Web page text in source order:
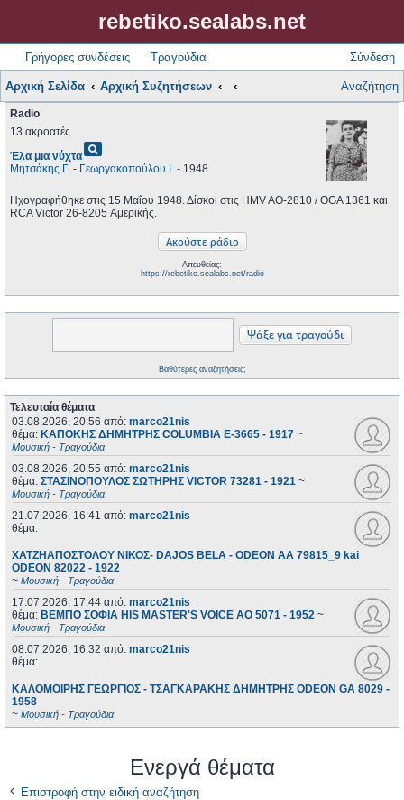
rebetiko.sealabs.net
Γρήγορες συνδέσεις Τραγούδια Σύνδεση
Αρχική Σελίδα Αρχική Συζητήσεων Αναζήτηση
Radio
13 ακροατές
Έλα μια νύχταpageview
Μητσάκης Γ. - Γεωργακοπούλου Ι. - 1948
Ηχογραφήθηκε στις 15 Μαΐου 1948. Δίσκοι στις HMV AO-2810 / OGA 1361 και
RCA Victor 26-8205 Αμερικής.
Απευθείας:
https://rebetiko.sealabs.net/radio
Βαθύτερες αναζητήσεις;
Τελευταία θέματα
03.08.2026, 20:56 από: marco21nis
θέμα: ΚΑΠΟΚΗΣ ΔΗΜΗΤΡΗΣ COLUMBIA E-3665 - 1917 ~
Μουσική - Τραγούδια
03.08.2026, 20:55 από: marco21nis
θέμα: ΣΤΑΣΙΝΟΠΟΥΛΟΣ ΣΩΤΗΡΗΣ VICTOR 73281 - 1921 ~
Μουσική - Τραγούδια
21.07.2026, 16:41 από: marco21nis
θέμα:
ΧΑΤΖΗΑΠΟΣΤΟΛΟΥ ΝΙΚΟΣ- DAJOS BELA - ODEON AA 79815_9 kai
ODEON 82022 - 1922
~ Μουσική - Τραγούδια
17.07.2026, 17:44 από: marco21nis
θέμα: ΒΕΜΠΟ ΣΟΦΙΑ HIS MASTER'S VOICE AO 5071 - 1952 ~
Μουσική - Τραγούδια
08.07.2026, 16:32 από: marco21nis
θέμα:
ΚΑΛΟΜΟΙΡΗΣ ΓΕΩΡΓΙΟΣ - ΤΣΑΓΚΑΡΑΚΗΣ ΔΗΜΗΤΡΗΣ ODEON GA 8029 -
1958
~ Μουσική - Τραγούδια
Ενεργά θέματα
Επιστροφή στην ειδική αναζήτηση